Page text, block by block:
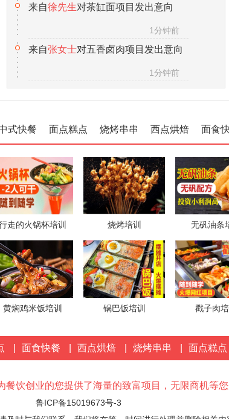
1分钟前
来自张女士对五香卤肉项目发出意向
1分钟前
来自汪先生对冰粉水果杯项目发出意向
来自王先生对金丝牛肉饼项目发出意向
1分钟前
来自 李女士对黄焖鸡米饭发出意向
1分钟前
来自向先生 对锅巴饭项目发出意向
1分钟前
来自 马女士 对热卤项目发出意向
面食
西点烘焙
烧烤串串
面点糕点
式快餐
走的火锅杯培训 烧烤培训 无矾油条
黄焖鸡米饭培训 锅巴饭培训 戳子肉培
面食快餐 西点烘焙 烧烤串串 面点糕点
餐饮创业的您提供了海量的致富项目，无限商机等您
鲁ICP备15019673号-3